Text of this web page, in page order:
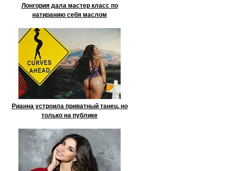
Лонгория дала мастер класс по
натиранию себя маслом
Рианна устроила приватный танец, но
только на публике